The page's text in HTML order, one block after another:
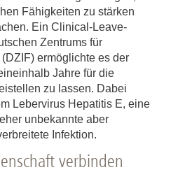
Fähigkeiten zu stärken
Ein Clinical-Leave-
Zentrums für
(DZIF) ermöglichte es der
Jahre für die
zu lassen. Dabei
Lebervirus Hepatitis E, eine
unbekannte aber
Infektion.
verbinden